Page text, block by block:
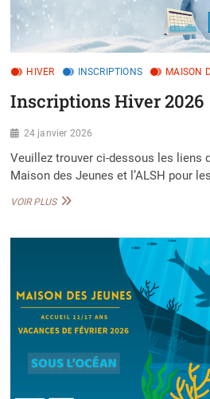
HIVER INSCRIPTIONS MAISON
Inscriptions Hiver 2026
24 janvier 2026
Veuillez trouver ci-dessous les liens
Maison des Jeunes et l’ALSH pour
VOIR PLUSINSCRIPTIONS